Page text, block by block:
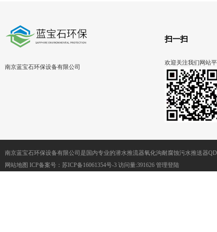
南京蓝宝石环保设备有限公司
扫一扫
欢迎关注我们网站
南京蓝宝石环保设备有限公司是国内专业的潜水推流器氧化沟耐腐蚀污水推送器
网站地图 ICP备案号： 苏ICP备16061354号-3 访问量:391626 管理登陆